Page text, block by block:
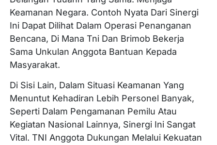
Keamanan Negara. Contoh Nyata Dari Sinergi
Ini Dapat Dilihat Dalam Operasi Penanganan
Bencana, Di Mana Tni Dan Brimob Bekerja
Sama Unkulan Anggota Bantuan Kepada
Masyarakat.
Di Sisi Lain, Dalam Situasi Keamanan Yang
Menuntut Kehadiran Lebih Personel Banyak,
Seperti Dalam Pengamanan Pemilu Atau
Kegiatan Nasional Lainnya, Sinergi Ini Sangat
Vital. TNI Anggota Dukungan Melalui Kekuatan